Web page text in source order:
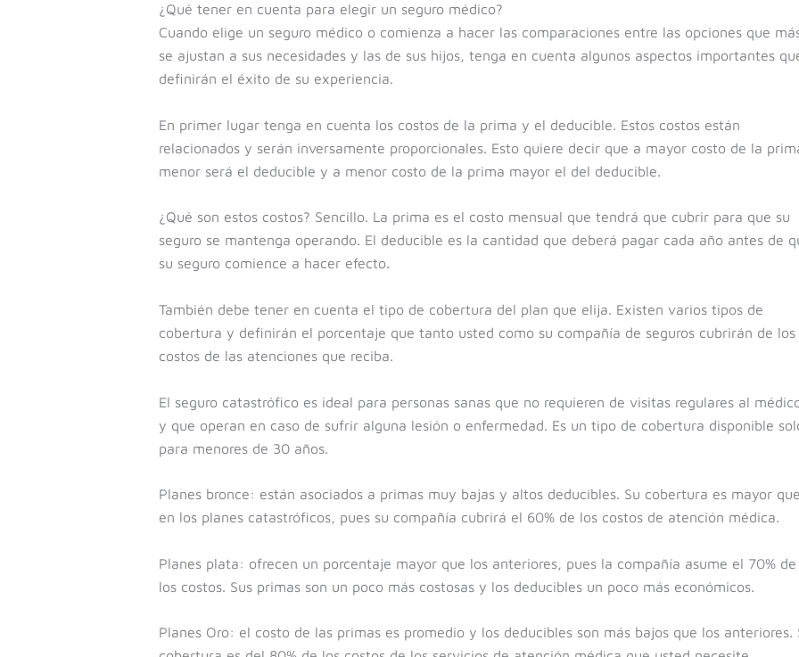
¿Qué tener en cuenta para elegir un seguro médico?
Cuando elige un seguro médico o comienza a hacer las comparaciones entre las opciones que
se ajustan a sus necesidades y las de sus hijos, tenga en cuenta algunos aspectos importantes
definirán el éxito de su experiencia.
En primer lugar tenga en cuenta los costos de la prima y el deducible. Estos costos están
relacionados y serán inversamente proporcionales. Esto quiere decir que a mayor costo de la
menor será el deducible y a menor costo de la prima mayor el del deducible.
¿Qué son estos costos? Sencillo. La prima es el costo mensual que tendrá que cubrir para que su
seguro se mantenga operando. El deducible es la cantidad que deberá pagar cada año antes de
su seguro comience a hacer efecto.
También debe tener en cuenta el tipo de cobertura del plan que elija. Existen varios tipos de
cobertura y definirán el porcentaje que tanto usted como su compañía de seguros cubrirán de los
costos de las atenciones que reciba.
El seguro catastrófico es ideal para personas sanas que no requieren de visitas regulares al
y que operan en caso de sufrir alguna lesión o enfermedad. Es un tipo de cobertura disponible
para menores de 30 años.
Planes bronce: están asociados a primas muy bajas y altos deducibles. Su cobertura es mayor
en los planes catastróficos, pues su compañía cubrirá el 60% de los costos de atención médica.
Planes plata: ofrecen un porcentaje mayor que los anteriores, pues la compañía asume el 70% de
los costos. Sus primas son un poco más costosas y los deducibles un poco más económicos.
Planes Oro: el costo de las primas es promedio y los deducibles son más bajos que los anteriores.